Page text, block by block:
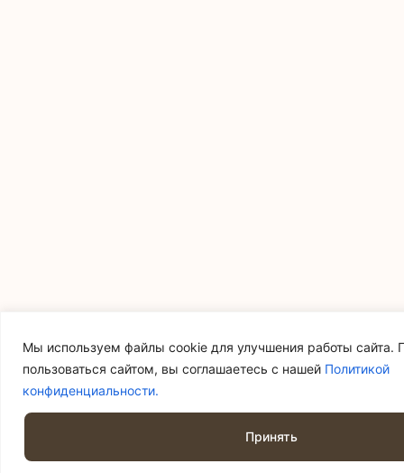
Мы используем файлы cookie для улучшения работы сайта.
пользоваться сайтом, вы соглашаетесь с нашей Политикой
конфиденциальности.
Принять
Меню Услуги
0
Корзина Поиск